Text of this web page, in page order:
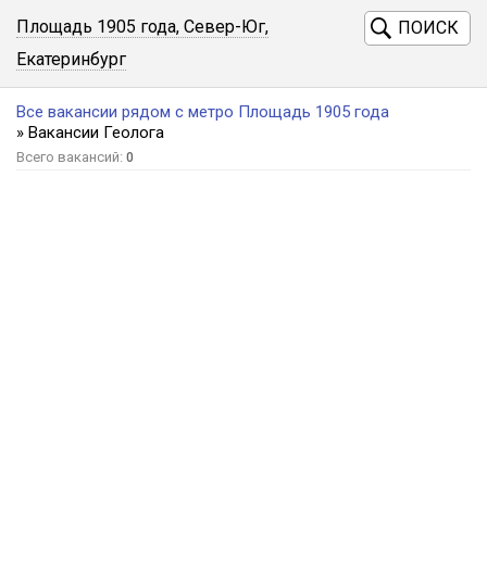
Площадь 1905 года, Север-Юг,
Екатеринбург
ПОИСК
Все вакансии рядом с метро Площадь 1905 года
» Вакансии Геолога
Всего вакансий: 0